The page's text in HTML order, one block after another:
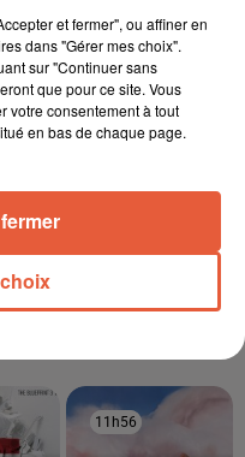
a fait sensation lors d'une
11h56
11h56
et fermer", ou affiner en
dans "Gérer mes choix".
sur "Continuer sans
que pour ce site. Vous
votre consentement à tout
en bas de chaque page.